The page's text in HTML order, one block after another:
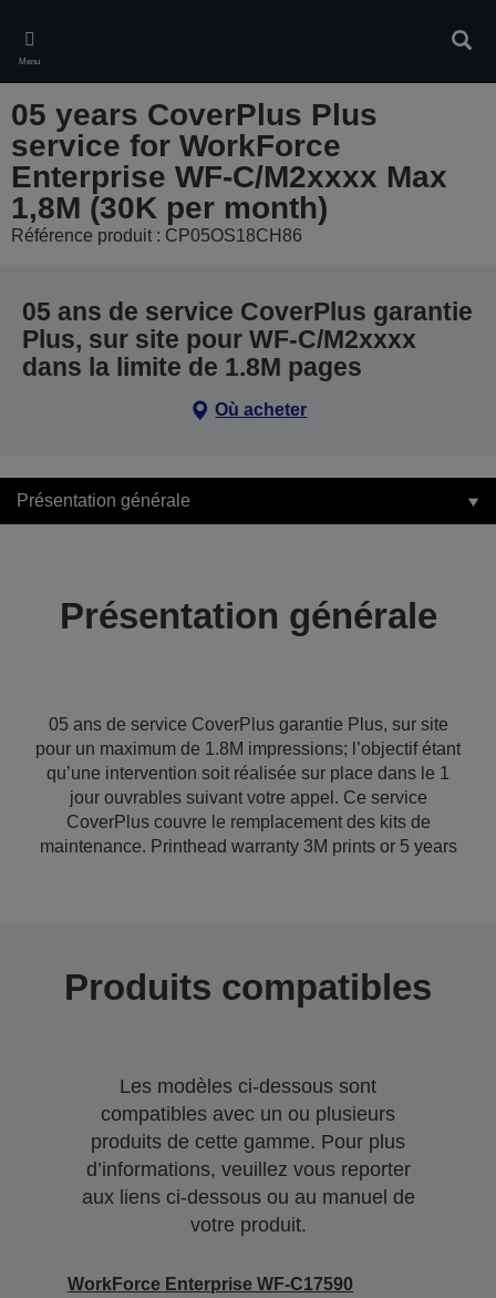
main
content
Menu
05 years CoverPlus Plus
service for WorkForce
Enterprise WF-C/M2xxxx Max
1,8M (30K per month)
Référence produit : CP05OS18CH86
05 ans de service CoverPlus garantie
Plus, sur site pour WF-C/M2xxxx
dans la limite de 1.8M pages
Où acheter
Présentation générale
Présentation générale
05 ans de service CoverPlus garantie Plus, sur site
pour un maximum de 1.8M impressions; l’objectif étant
qu’une intervention soit réalisée sur place dans le 1
jour ouvrables suivant votre appel. Ce service
CoverPlus couvre le remplacement des kits de
maintenance. Printhead warranty 3M prints or 5 years
Produits compatibles
Les modèles ci-dessous sont
compatibles avec un ou plusieurs
produits de cette gamme. Pour plus
d’informations, veuillez vous reporter
aux liens ci-dessous ou au manuel de
votre produit.
WorkForce Enterprise WF-C17590